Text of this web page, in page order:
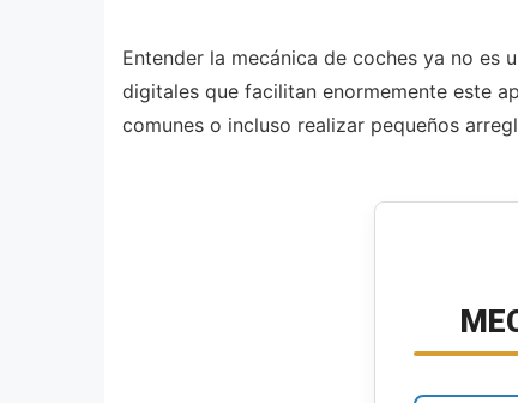
Entender la mecánica de coches ya no es
digitales que facilitan enormemente este
comunes o incluso realizar pequeños